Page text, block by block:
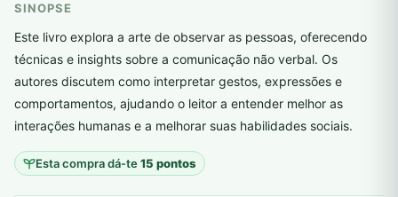
SINOPSE
Este livro explora a arte de observar as pessoas, oferecendo
técnicas e insights sobre a comunicação não verbal. Os
autores discutem como interpretar gestos, expressões e
comportamentos, ajudando o leitor a entender melhor as
interações humanas e a melhorar suas habilidades sociais.
Esta compra dá-te15 pontos